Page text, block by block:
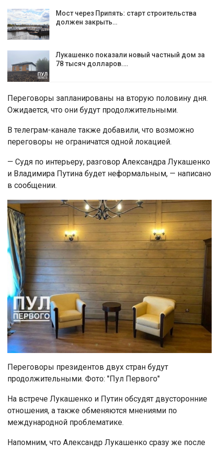
Мост через Припять: старт строительства
должен закрыть…
Лукашенко показали новый частный дом за
78 тысяч долларов.…
Переговоры запланированы на вторую половину дня.
Ожидается, что они будут продолжительными.
В телеграм-канале также добавили, что возможно
переговоры не ограничатся одной локацией.
— Судя по интерьеру, разговор Александра Лукашенко
и Владимира Путина будет неформальным, — написано
в сообщении.
Переговоры президентов двух стран будут
продолжительными. Фото: "Пул Первого"
На встрече Лукашенко и Путин обсудят двусторонние
отношения, а также обменяются мнениями по
международной проблематике.
Напомним, что Александр Лукашенко сразу же после